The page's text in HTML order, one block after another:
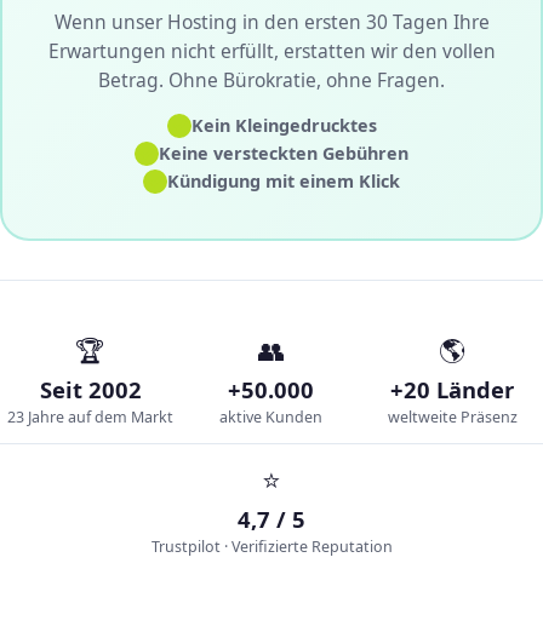
Wenn unser Hosting in den ersten 30 Tagen Ihre
Erwartungen nicht erfüllt, erstatten wir den vollen
Betrag. Ohne Bürokratie, ohne Fragen.
✓Kein Kleingedrucktes
✓ Keine versteckten Gebühren
✓ Kündigung mit einem Klick
🏆
Seit 2002
23 Jahre auf dem Markt
👥
+50.000
aktive Kunden
🌎
+20 Länder
weltweite Präsenz
⭐
4,7 / 5
Trustpilot · Verifizierte Reputation